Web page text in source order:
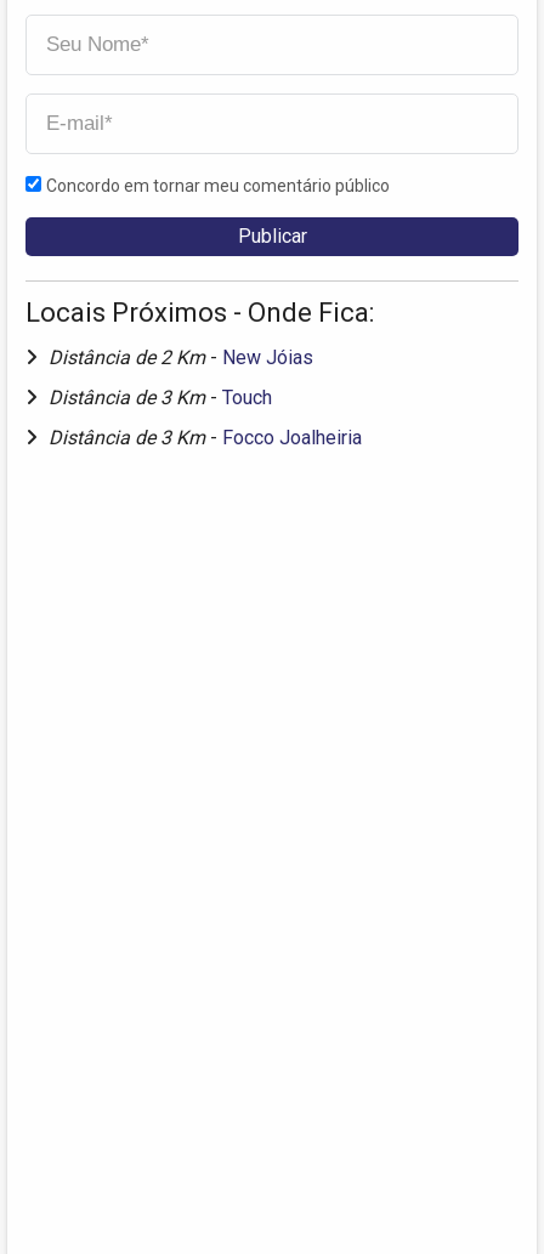
Concordo em tornar meu comentário público
Locais Próximos - Onde Fica:
Distância de 2 Km - New Jóias
Distância de 3 Km - Touch
Distância de 3 Km - Focco Joalheiria